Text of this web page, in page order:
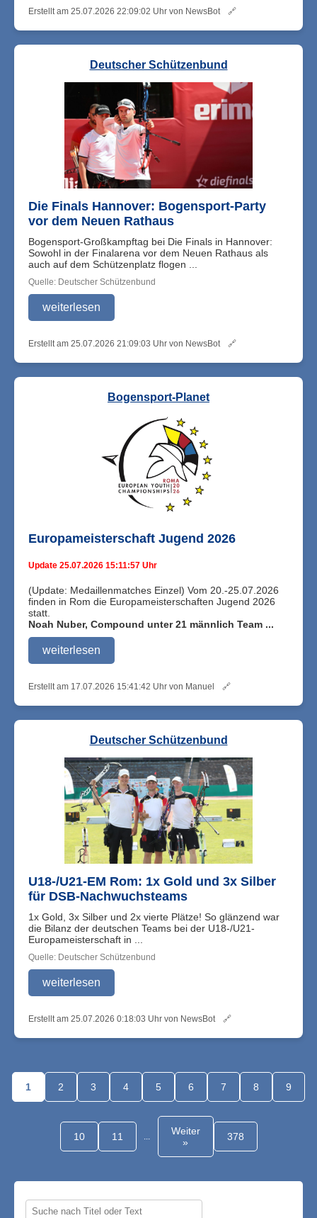
Erstellt am 25.07.2026 22:09:02 Uhr von NewsBot 🔗
Deutscher Schützenbund
Die Finals Hannover: Bogensport-Party
vor dem Neuen Rathaus
Bogensport-Großkampftag bei Die Finals in Hannover:
Sowohl in der Finalarena vor dem Neuen Rathaus als
auch auf dem Schützenplatz flogen ...
Quelle: Deutscher Schützenbund
weiterlesen
Erstellt am 25.07.2026 21:09:03 Uhr von NewsBot 🔗
Bogensport-Planet
Europameisterschaft Jugend 2026
Update 25.07.2026 15:11:57 Uhr
(Update: Medaillenmatches Einzel) Vom 20.-25.07.2026
finden in Rom die Europameisterschaften Jugend 2026
statt.
Noah Nuber, Compound unter 21 männlich Team ...
weiterlesen
Erstellt am 17.07.2026 15:41:42 Uhr von Manuel 🔗
Deutscher Schützenbund
U18-/U21-EM Rom: 1x Gold und 3x Silber
für DSB-Nachwuchsteams
1x Gold, 3x Silber und 2x vierte Plätze! So glänzend war
die Bilanz der deutschen Teams bei der U18-/U21-
Europameisterschaft in ...
Quelle: Deutscher Schützenbund
weiterlesen
Erstellt am 25.07.2026 0:18:03 Uhr von NewsBot 🔗
1 2 3 4 5 6 7 8 9
10 11 ...
Weiter
»
378